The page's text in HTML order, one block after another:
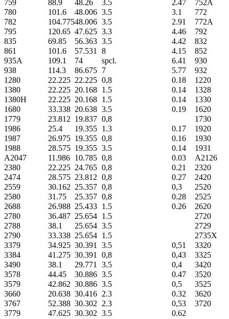
759 88.9 48.26 3.5 2.47
752A
780
101.6 48.006 3.5 3.1
772
782
104.77548.006 3.5 2.91
772A
795
120.65 47.625 3.3 4.46
792
835
69.85 56.363 3.5 4.42
832
861
101.6 57.531 8 4.15
852
935A
109.1 74 spcl. 6.41
930
938
114.3 86.675 7 5.77
932
1280
22.225 22.225 0,8 0.18
1220
1380
22.225 20.168 1.5 0.14
1328
1380H
22.225 20.168 1.5 0.14
1330
1680
33.338 20.638 3.5 0.19
1620
1779
23.812 19.837 0,8
1730
1986
25.4 19.355 1.3 0.17
1920
1987
26.975 19.355 0,8 0.16
1930
1988
28.575 19.355 3.5 0.14
1931
A2047
11.986 10.785 0,8 0.03
A2126
2380
22.225 24.765 0,8 0.21
2320
2474
28.575 23.812 0,8 0.27
2420
2559
30.162 25.357 0,8 0,3
2520
2580
31.75 25.357 0,8 0.28
2525
2688
26.988 25.433 1.5 0.26
2620
2780
36.487 25.654 1.5
2720
2788
38.1 25.654 3.5
2729
2790
33.338 25.654 1.5
2735X
3379
34.925 30.391 3.5 0,51
3320
3384
41.275 30.391 0,8 0,43
3325
3490
38.1 29.771 3.5 0,4
3420
3578
44.45 30.886 3.5 0.47
3520
3579
42.862 30.886 3.5 0,5
3525
3660
20.638 30.416 2.3 0.32
3620
3767
52.388 30.302 2.3 0,53
3720
3779
47.625 30.302 3.5
0.62